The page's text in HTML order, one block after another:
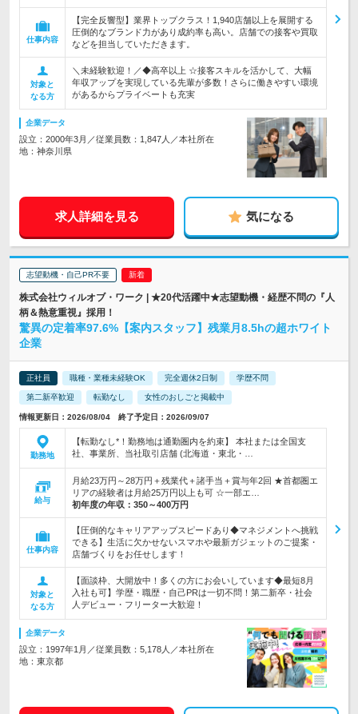
仕事内容
【完全反響型】業界トップクラス！1,940店舗以上を展開する
圧倒的なブランド力があり成約率も高い。店舗での接客や買取
などを担当していただきます。
対象と
なる方
＼未経験歓迎！／◆高卒以上 ☆接客スキルを活かして、大幅
年収アップを実現している先輩が多数！さらに働きやすい環境
があるからプライベートも充実
企業データ
設立：2000年3月／従業員数：1,847人／本社所在
地：神奈川県
求人詳細を見る 気になる
志望動機・自己PR不要
株式会社ウィルオブ・ワーク | ★20代活躍中★志望動機・経歴不問の『人
柄＆熱意重視』採用！
驚異の定着率97.6%【案内スタッフ】残業月8.5hの超ホワイト
企業
正社員 職種・業種未経験OK 完全週休2日制 学歴不問
第二新卒歓迎 転勤なし 女性のおしごと掲載中
情報更新日：2026/08/04 終了予定日：2026/09/07
勤務地
【転勤なし*！勤務地は通勤圏内を約束】 本社または全国支
社、事業所、当社取引店舗 (北海道・東北・…
給与
月給23万円～28万円＋残業代＋諸手当＋賞与年2回 ★首都圏エ
リアの経験者は月給25万円以上も可 ☆一部エ…
初年度の年収： 350～400万円
仕事内容
【圧倒的なキャリアアップスピードあり◆マネジメントへ挑戦
できる】生活に欠かせないスマホや最新ガジェットのご提案・
店舗づくりをお任せします！
対象と
なる方
【面談枠、大開放中！多くの方にお会いしています◆最短8月
入社も可】学歴・職歴・自己PRは一切不問！第二新卒・社会
人デビュー・フリーター大歓迎！
企業データ
設立：1997年1月／従業員数：5,178人／本社所在
地：東京都